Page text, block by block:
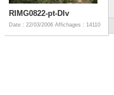
RIMG0822-pt-DIv
Date : 22/03/2006 Affichages : 14110